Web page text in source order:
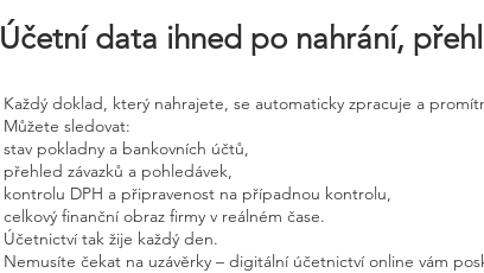
Účetní data ihned po nahrání,
Každý doklad, který nahrajete, se automaticky zpracuje a
Můžete sledovat:
stav pokladny a bankovních účtů,
přehled závazků a pohledávek,
kontrolu DPH a připravenost na případnou kontrolu,
celkový finanční obraz firmy v reálném čase.
Účetnictví tak žije každý den.
Nemusíte čekat na uzávěrky – digitální účetnictví online vám